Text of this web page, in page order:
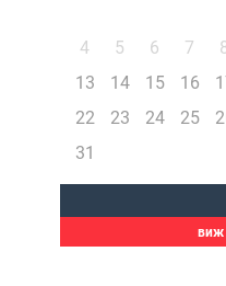
4
5 6 7
13
14 15 16
22
23 24 25
31
виж